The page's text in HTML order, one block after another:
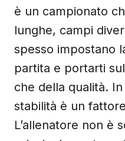
è un campionato
lunghe, campi
spesso impostano
partita e portarti
che della qualità.
stabilità è un
L’allenatore non è